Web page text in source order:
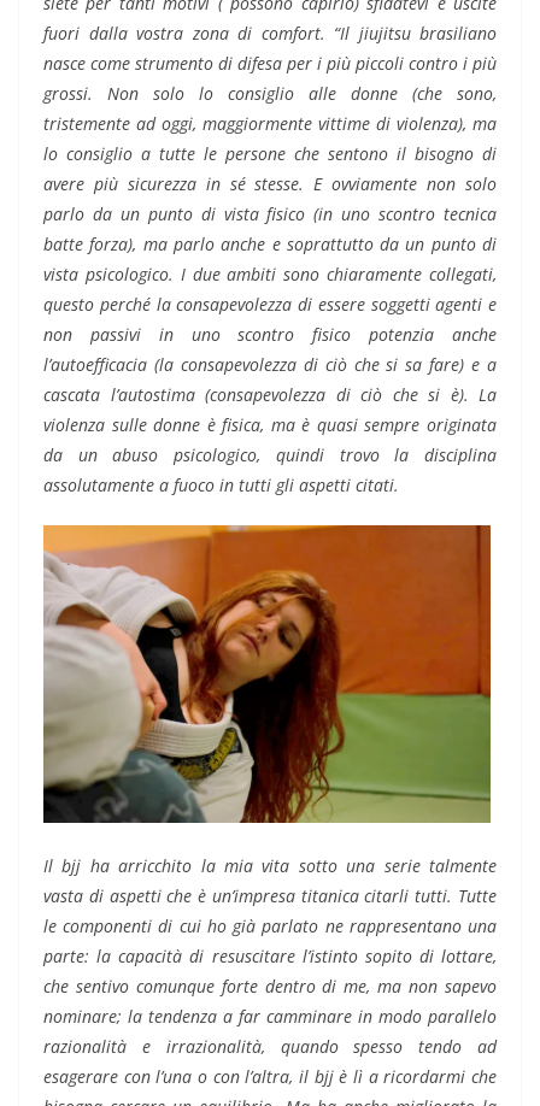
fuori dalla vostra zona di comfort. “Il jiujitsu brasiliano
nasce come strumento di difesa per i più piccoli contro i più
grossi. Non solo lo consiglio alle donne (che sono,
tristemente ad oggi, maggiormente vittime di violenza), ma
lo consiglio a tutte le persone che sentono il bisogno di
avere più sicurezza in sé stesse. E ovviamente non solo
parlo da un punto di vista fisico (in uno scontro tecnica
batte forza), ma parlo anche e soprattutto da un punto di
vista psicologico. I due ambiti sono chiaramente collegati,
questo perché la consapevolezza di essere soggetti agenti e
non passivi in uno scontro fisico potenzia anche
l’autoefficacia (la consapevolezza di ciò che si sa fare) e a
cascata l’autostima (consapevolezza di ciò che si è). La
violenza sulle donne è fisica, ma è quasi sempre originata
da un abuso psicologico, quindi trovo la disciplina
assolutamente a fuoco in tutti gli aspetti citati.
Il bjj ha arricchito la mia vita sotto una serie talmente
vasta di aspetti che è un’impresa titanica citarli tutti. Tutte
le componenti di cui ho già parlato ne rappresentano una
parte: la capacità di resuscitare l’istinto sopito di lottare,
che sentivo comunque forte dentro di me, ma non sapevo
nominare; la tendenza a far camminare in modo parallelo
razionalità e irrazionalità, quando spesso tendo ad
esagerare con l’una o con l’altra, il bjj è lì a ricordarmi che